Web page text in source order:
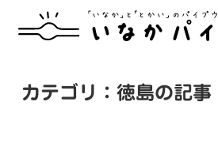
カテゴリ：徳島の記事